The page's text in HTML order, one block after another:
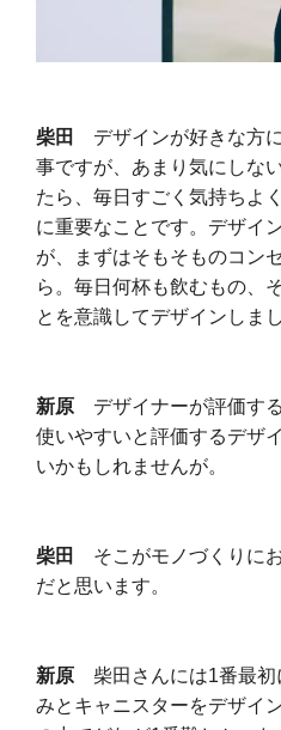
柴田 デザインが好きな方
事ですが、あまり気にしな
たら、毎日すごく気持ちよ
に重要なことです。デザイ
が、まずはそもそものコン
ら。毎日何杯も飲むもの、
とを意識してデザインしま
新原 デザイナーが評価す
使いやすいと評価するデザ
いかもしれませんが。
柴田
そこがモノづくりに
だと思います。
新原 柴田さんには1番最初
みとキャニスターをデザイ